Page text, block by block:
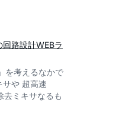
路設計WEBラ
考えるなかで
サや 超高速
去ミキサなるも